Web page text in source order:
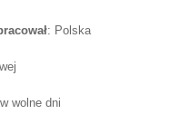
: Polska
wolne dni